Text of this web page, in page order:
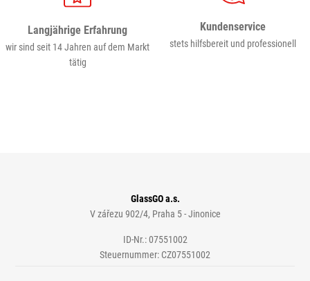
Langjährige Erfahrung
wir sind seit 14 Jahren auf dem Markt
tätig
Kundenservice
stets hilfsbereit und professionell
GlassGO a.s.
V zářezu 902/4, Praha 5 - Jinonice
ID-Nr.: 07551002
Steuernummer: CZ07551002